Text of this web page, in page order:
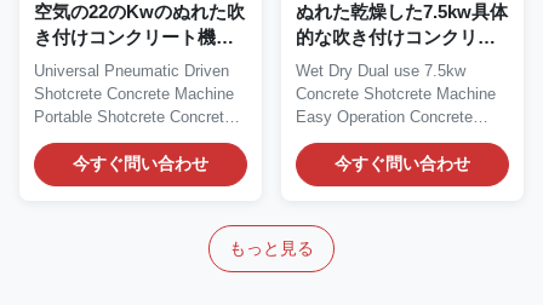
空気の22のKwのぬれた吹
き付けコンクリート機械
携帯用Gunite機械
Universal Pneumatic Driven
Shotcrete Concrete Machine
Portable Shotcrete Concrete
Machine...
今すぐ問い合わせ
ぬれた乾燥した7.5kw具体
的な吹き付けコンクリー
ト機械供給のGuniteのス
プレーヤー
Wet Dry Dual use 7.5kw
Concrete Shotcrete Machine
Easy Operation Concrete
Shotcrete Machine...
今すぐ問い合わせ
もっと見る